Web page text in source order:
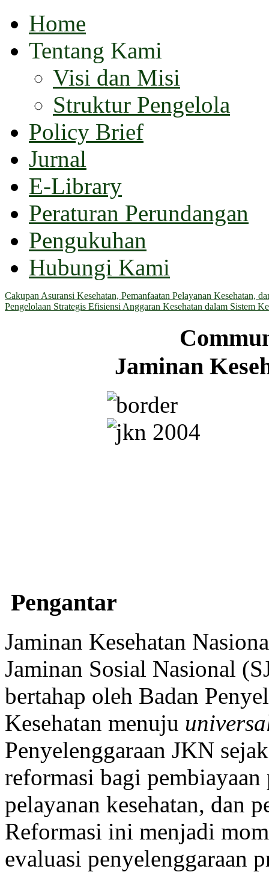
Home
Tentang Kami
Visi dan Misi
Struktur Pengelola
Policy Brief
Jurnal
E-Library
Peraturan Perundangan
Pengukuhan
Hubungi Kami
Cakupan Asuransi Kesehatan, Pemanfaatan Pelayanan Kesehatan,
Pengelolaan Strategis Efisiensi Anggaran Kesehatan dalam Sistem
Jaminan
Pengantar
Jaminan Kesehatan
Jaminan Sosial Nasional
bertahap oleh Badan
Kesehatan menuju
Penyelenggaraan JKN
reformasi bagi pembiayaan
pelayanan kesehatan, dan
Reformasi ini menjadi
evaluasi penyelenggaraan